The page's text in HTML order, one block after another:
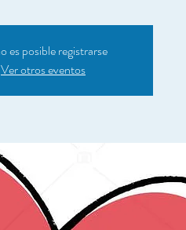
es posible registrarse
Ver otros eventos